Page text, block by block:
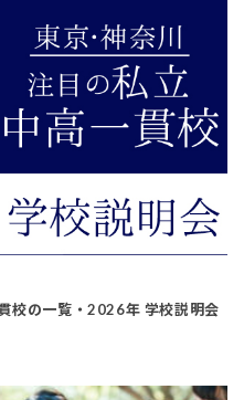
校の一覧・2026年 学校説明会